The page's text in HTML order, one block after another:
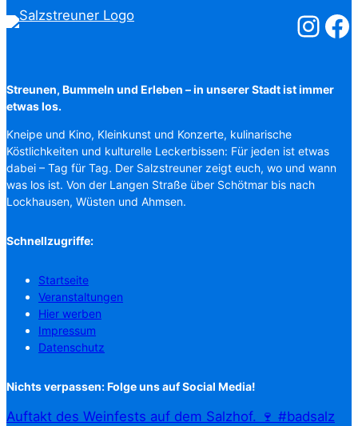
Streunen, Bummeln und Erleben – in unserer Stadt ist immer
etwas los.
Kneipe und Kino, Kleinkunst und Konzerte, kulinarische
Köstlichkeiten und kulturelle Leckerbissen: Für jeden ist etwas
dabei – Tag für Tag. Der Salzstreuner zeigt euch, wo und wann
was los ist. Von der Langen Straße über Schötmar bis nach
Lockhausen, Wüsten und Ahmsen.
Schnellzugriffe:
Startseite
Veranstaltungen
Hier werben
Impressum
Datenschutz
Nichts verpassen: Folge uns auf Social Media!
Auftakt des Weinfests auf dem Salzhof. 🍷 #badsalz